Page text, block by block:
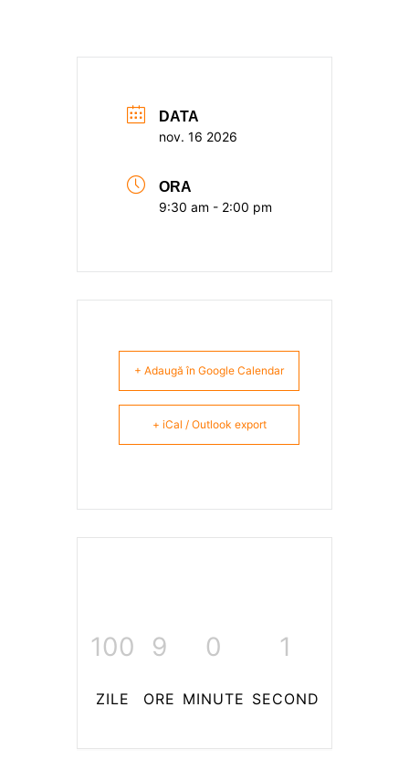
DATA
nov. 16 2026
ORA
9:30 am - 2:00 pm
+ Adaugă în Google Calendar
+ iCal / Outlook export
100
ZILE
9
ORE
0
MINUTE
1
SECOND